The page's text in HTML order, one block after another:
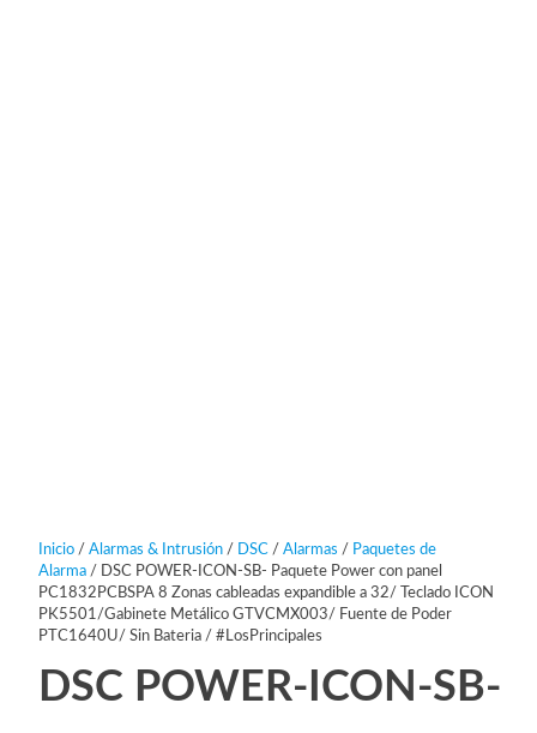
Inicio/ Alarmas & Intrusión/ DSC/ Alarmas / Paquetes de
Alarma/ DSC POWER-ICON-SB- Paquete Power con panel
PC1832PCBSPA 8 Zonas cableadas expandible a 32/ Teclado ICON
PK5501/Gabinete Metálico GTVCMX003/ Fuente de Poder
PTC1640U/ Sin Bateria / #LosPrincipales
DSC POWER-ICON-SB-